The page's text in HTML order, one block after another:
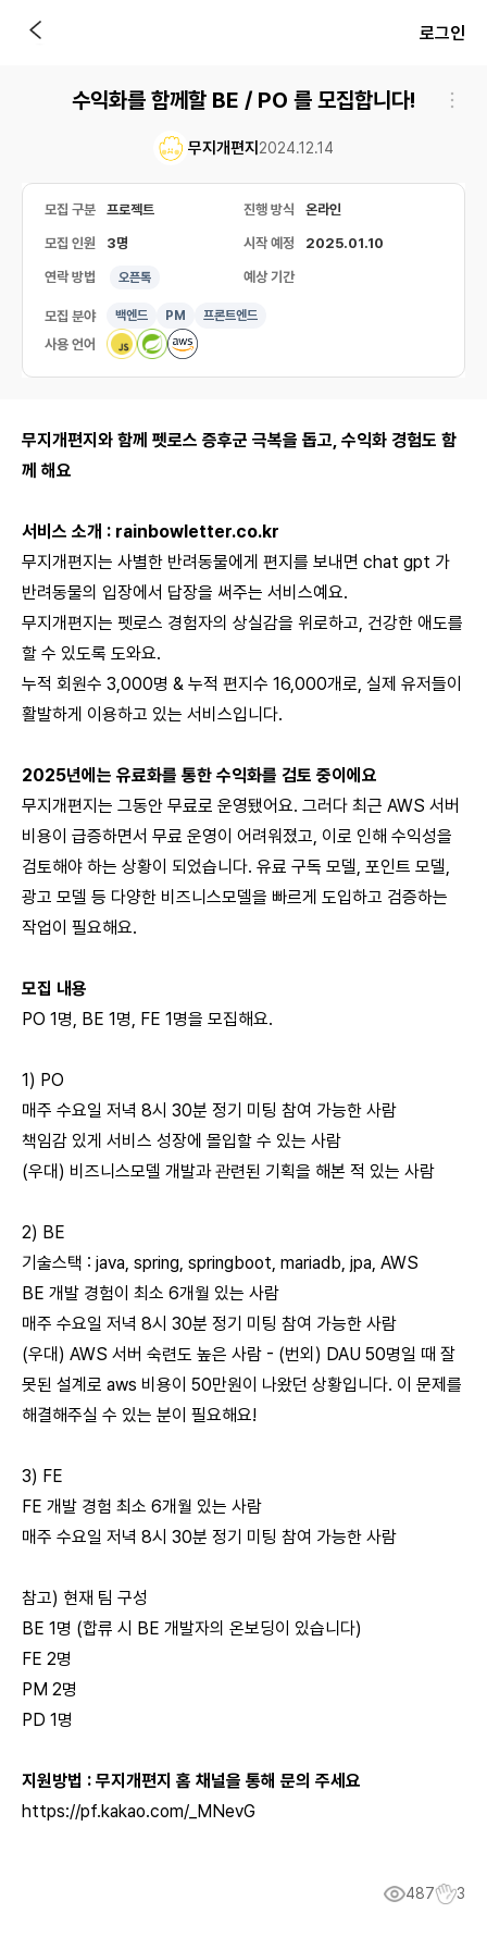
로그인
수익화를 함께할 BE / PO 를 모집합니다!
무지개편지 2024.12.14
모집 구분 프로젝트 진행 방식 온라인
모집 인원 3명 시작 예정 2025.01.10
연락 방법 오픈톡 예상 기간
모집 분야 백엔드 PM 프론트엔드
사용 언어
무지개편지와 함께 펫로스 증후군 극복을 돕고, 수익화 경험도 함
께 해요
서비스 소개 : rainbowletter.co.kr
무지개편지는 사별한 반려동물에게 편지를 보내면 chat gpt 가
반려동물의 입장에서 답장을 써주는 서비스예요.
무지개편지는 펫로스 경험자의 상실감을 위로하고, 건강한 애도를
할 수 있도록 도와요.
누적 회원수 3,000명 & 누적 편지수 16,000개로, 실제 유저들이
활발하게 이용하고 있는 서비스입니다.
2025년에는 유료화를 통한 수익화를 검토 중이에요
무지개편지는 그동안 무료로 운영됐어요. 그러다 최근 AWS 서버
비용이 급증하면서 무료 운영이 어려워졌고, 이로 인해 수익성을
검토해야 하는 상황이 되었습니다. 유료 구독 모델, 포인트 모델,
광고 모델 등 다양한 비즈니스모델을 빠르게 도입하고 검증하는
작업이 필요해요.
모집 내용
PO 1명, BE 1명, FE 1명을 모집해요.
1) PO
매주 수요일 저녁 8시 30분 정기 미팅 참여 가능한 사람
책임감 있게 서비스 성장에 몰입할 수 있는 사람
(우대) 비즈니스모델 개발과 관련된 기획을 해본 적 있는 사람
2) BE
기술스택 : java, spring, springboot, mariadb, jpa, AWS
BE 개발 경험이 최소 6개월 있는 사람
매주 수요일 저녁 8시 30분 정기 미팅 참여 가능한 사람
(우대) AWS 서버 숙련도 높은 사람 - (번외) DAU 50명일 때 잘
못된 설계로 aws 비용이 50만원이 나왔던 상황입니다. 이 문제를
해결해주실 수 있는 분이 필요해요!
3) FE
FE 개발 경험 최소 6개월 있는 사람
매주 수요일 저녁 8시 30분 정기 미팅 참여 가능한 사람
참고) 현재 팀 구성
BE 1명 (합류 시 BE 개발자의 온보딩이 있습니다)
FE 2명
PM 2명
PD 1명
지원방법 : 무지개편지 홈 채널을 통해 문의 주세요
https://pf.kakao.com/_MNevG
487 3